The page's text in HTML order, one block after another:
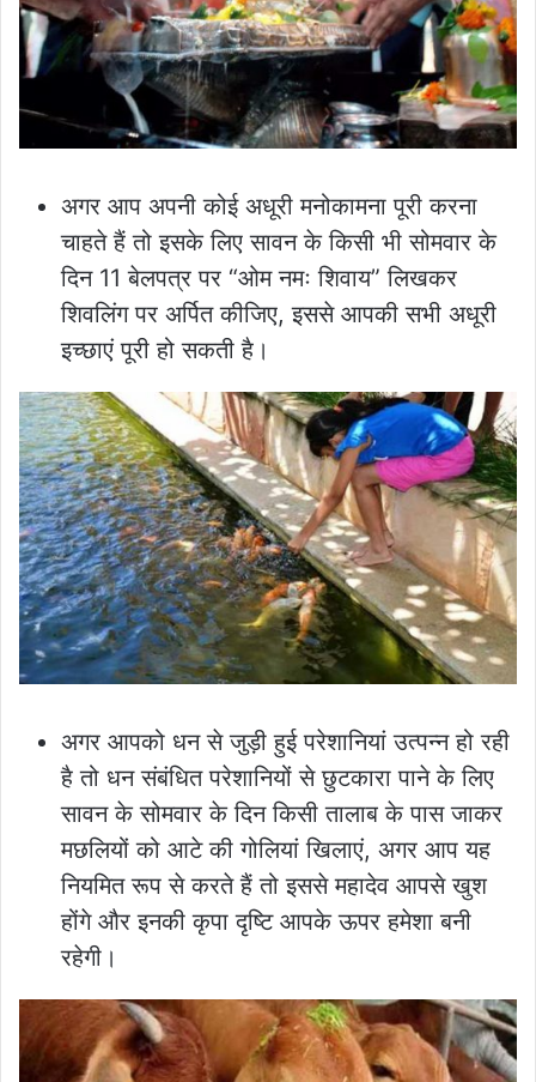
अगर आप अपनी कोई अधूरी मनोकामना पूरी करना
चाहते हैं तो इसके लिए सावन के किसी भी सोमवार के
दिन 11 बेलपत्र पर “ओम नमः शिवाय” लिखकर
शिवलिंग पर अर्पित कीजिए, इससे आपकी सभी अधूरी
इच्छाएं पूरी हो सकती है।
अगर आपको धन से जुड़ी हुई परेशानियां उत्पन्न हो रही
है तो धन संबंधित परेशानियों से छुटकारा पाने के लिए
सावन के सोमवार के दिन किसी तालाब के पास जाकर
मछलियों को आटे की गोलियां खिलाएं, अगर आप यह
नियमित रूप से करते हैं तो इससे महादेव आपसे खुश
होंगे और इनकी कृपा दृष्टि आपके ऊपर हमेशा बनी
रहेगी।